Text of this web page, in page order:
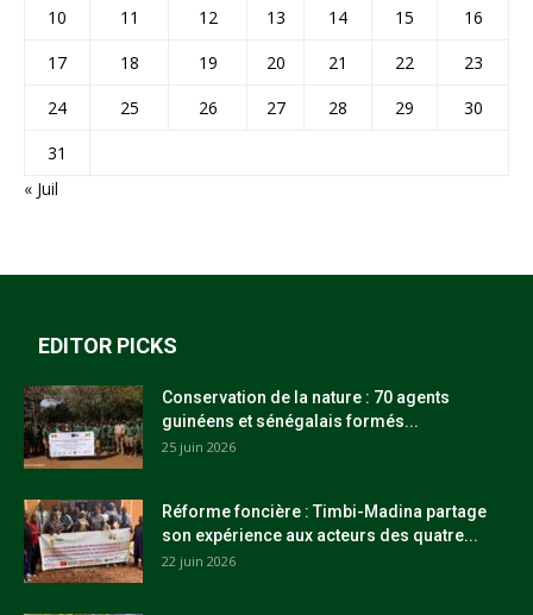
10
11 12 13 14 15
16
17
18 19 20 21 22
23
24
25 26 27 28 29
30
31
« Juil
EDITOR PICKS
Conservation de la nature : 70 agents
guinéens et sénégalais formés...
25 juin 2026
Réforme foncière : Timbi-Madina partage
son expérience aux acteurs des quatre...
22 juin 2026